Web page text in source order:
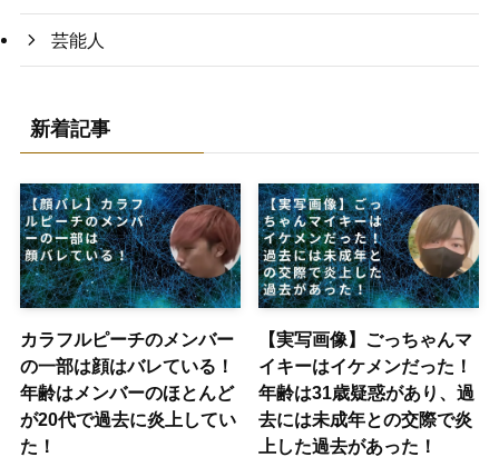
芸能人
新着記事
カラフルピーチのメンバー
の一部は顔はバレている！
年齢はメンバーのほとんど
が20代で過去に炎上してい
た！
【実写画像】ごっちゃんマ
イキーはイケメンだった！
年齢は31歳疑惑があり、過
去には未成年との交際で炎
上した過去があった！